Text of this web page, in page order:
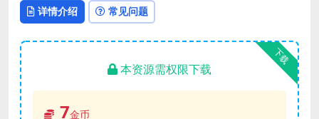
详情介绍 常见问题
下载
本资源需权限下载
7金币